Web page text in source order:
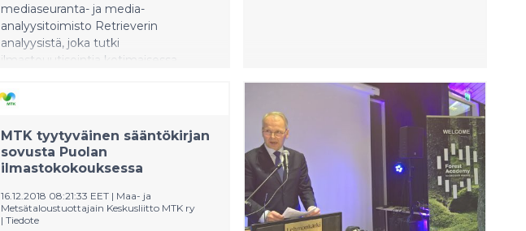
mediaseuranta- ja media-
analyysitoimisto Retrieverin
analyysistä, joka tutki
ilmastouutisointia kotimaisessa
marraskuun 2020 välillä.
MTK tyytyväinen sääntökirjan
sovusta Puolan
ilmastokokouksessa
16.12.2018 08:21:33 EET | Maa- ja
Metsätaloustuottajain Keskusliitto MTK ry
| Tiedote